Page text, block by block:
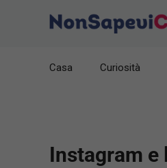
Casa Curiosità
Instagram e